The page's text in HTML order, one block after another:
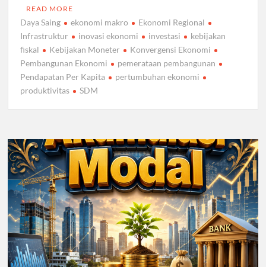
READ MORE
Daya Saing ekonomi makro
Ekonomi Regional
Infrastruktur
inovasi ekonomi investasi
kebijakan
fiskal
Kebijakan Moneter
Konvergensi Ekonomi
Pembangunan Ekonomi
pemerataan pembangunan
Pendapatan Per Kapita
pertumbuhan ekonomi
produktivitas
SDM